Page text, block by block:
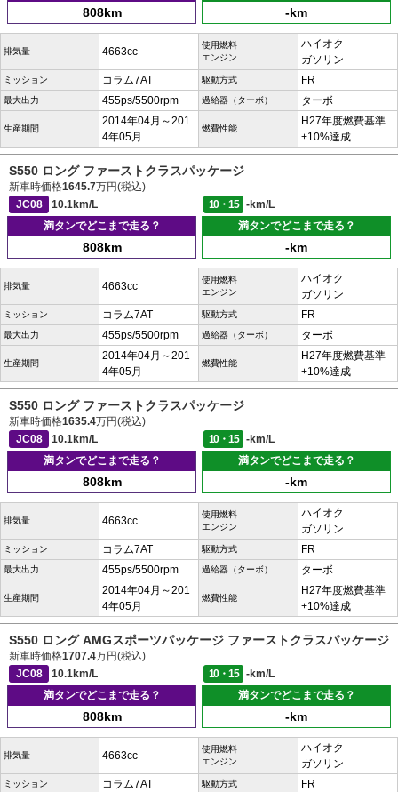
808km -km
排気量 4663cc
使用燃料
エンジン
ハイオク
ガソリン
ミッション コラム7AT 駆動方式 FR
最大出力 455ps/5500rpm 過給器（ターボ） ターボ
生産期間
2014年04月～201
4年05月
燃費性能
H27年度燃費基準
+10%達成
S550 ロング ファーストクラスパッケージ
新車時価格1645.7万円(税込)
JC08
10.1km/L 10・15
-km/L
満タンでどこまで走る？
808km
満タンでどこまで走る？
-km
排気量 4663cc
使用燃料
エンジン
ハイオク
ガソリン
ミッション コラム7AT 駆動方式 FR
最大出力 455ps/5500rpm 過給器（ターボ） ターボ
生産期間
2014年04月～201
4年05月
燃費性能
H27年度燃費基準
+10%達成
S550 ロング ファーストクラスパッケージ
新車時価格1635.4万円(税込)
JC08
10.1km/L 10・15
-km/L
満タンでどこまで走る？
808km
満タンでどこまで走る？
-km
排気量 4663cc
使用燃料
エンジン
ハイオク
ガソリン
ミッション コラム7AT 駆動方式 FR
最大出力 455ps/5500rpm 過給器（ターボ） ターボ
生産期間
2014年04月～201
4年05月
燃費性能
H27年度燃費基準
+10%達成
S550 ロング AMGスポーツパッケージ ファーストクラスパッケージ
新車時価格1707.4万円(税込)
JC08
10.1km/L 10・15
-km/L
満タンでどこまで走る？
808km
満タンでどこまで走る？
-km
排気量 4663cc
使用燃料
エンジン
ハイオク
ガソリン
ミッション コラム7AT 駆動方式 FR